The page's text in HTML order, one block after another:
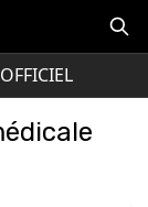
OFFICIEL